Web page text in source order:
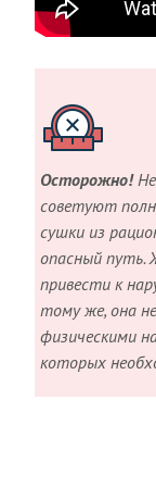
Осторожно!
советуют
сушки из
опасный
привести к
тому же, она
физическими
которых